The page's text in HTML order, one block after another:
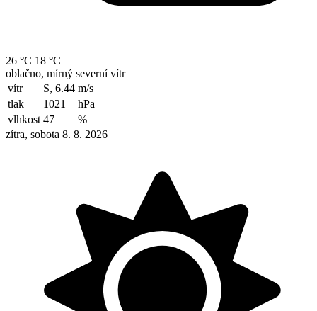
26 °C 18 °C
oblačno, mírný severní vítr
vítr
S, 6.44 m/s
tlak
1021
hPa
vlhkost 47
%
zítra, sobota 8. 8. 2026